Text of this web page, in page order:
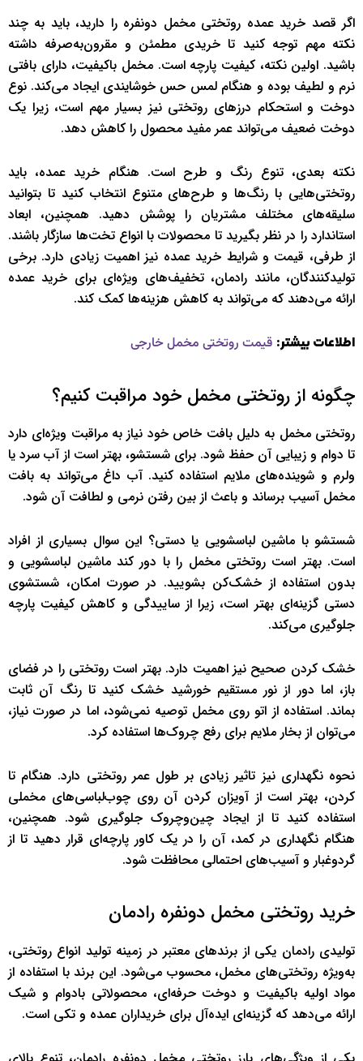
اگر قصد خرید عمده روتختی مخمل دونفره را دارید، باید به چند
نکته مهم توجه کنید تا خریدی مطمئن و مقرون‌به‌صرفه داشته
باشید. اولین نکته، کیفیت پارچه است. مخمل باکیفیت، دارای بافتی
نرم و لطیف بوده و هنگام لمس حس خوشایندی ایجاد می‌کند. نوع
دوخت و استحکام درزهای روتختی نیز بسیار مهم است، زیرا یک
دوخت ضعیف می‌تواند عمر مفید محصول را کاهش دهد.
نکته بعدی، تنوع رنگ و طرح است. هنگام خرید عمده، باید
روتختی‌هایی با رنگ‌ها و طرح‌های متنوع انتخاب کنید تا بتوانید
سلیقه‌های مختلف مشتریان را پوشش دهید. همچنین، ابعاد
استاندارد را در نظر بگیرید تا محصولات با انواع تخت‌ها سازگار باشند.
از طرفی، قیمت و شرایط خرید عمده نیز اهمیت زیادی دارد. برخی
تولیدکنندگان، مانند رادمان، تخفیف‌های ویژه‌ای برای خرید عمده
ارائه می‌دهند که می‌تواند به کاهش هزینه‌ها کمک کند.
اطلاعات بیشتر: قیمت روتختی مخمل خارجی
چگونه از روتختی مخمل خود مراقبت کنیم؟
روتختی مخمل به دلیل بافت خاص خود نیاز به مراقبت ویژه‌ای دارد
تا دوام و زیبایی آن حفظ شود. برای شستشو، بهتر است از آب سرد یا
ولرم و شوینده‌های ملایم استفاده کنید. آب داغ می‌تواند به بافت
مخمل آسیب برساند و باعث از بین رفتن نرمی و لطافت آن شود.
شستشو با ماشین لباسشویی یا دستی؟ این سوال بسیاری از افراد
است. بهتر است روتختی مخمل را با دور کند ماشین لباسشویی و
بدون استفاده از خشک‌کن بشویید. در صورت امکان، شستشوی
دستی گزینه‌ای بهتر است، زیرا از ساییدگی و کاهش کیفیت پارچه
جلوگیری می‌کند.
خشک کردن صحیح نیز اهمیت دارد. بهتر است روتختی را در فضای
باز، اما دور از نور مستقیم خورشید خشک کنید تا رنگ آن ثابت
بماند. استفاده از اتو روی مخمل توصیه نمی‌شود، اما در صورت نیاز،
می‌توان از بخار ملایم برای رفع چروک‌ها استفاده کرد.
نحوه نگهداری نیز تاثیر زیادی بر طول عمر روتختی دارد. هنگام تا
کردن، بهتر است از آویزان کردن آن روی چوب‌لباسی‌های مخملی
استفاده کنید تا از ایجاد چین‌وچروک جلوگیری شود. همچنین،
هنگام نگهداری در کمد، آن را در یک کاور پارچه‌ای قرار دهید تا از
گردوغبار و آسیب‌های احتمالی محافظت شود.
خرید روتختی مخمل دونفره رادمان
تولیدی رادمان یکی از برندهای معتبر در زمینه تولید انواع روتختی،
به‌ویژه روتختی‌های مخمل، محسوب می‌شود. این برند با استفاده از
مواد اولیه باکیفیت و دوخت حرفه‌ای، محصولاتی بادوام و شیک
ارائه می‌دهد که گزینه‌ای ایده‌آل برای خریداران عمده و تکی است.